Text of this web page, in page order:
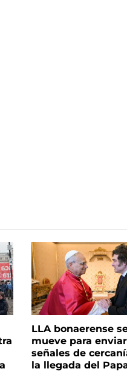
LLA bonaerense
mueve para enviar
señales de
la llegada del